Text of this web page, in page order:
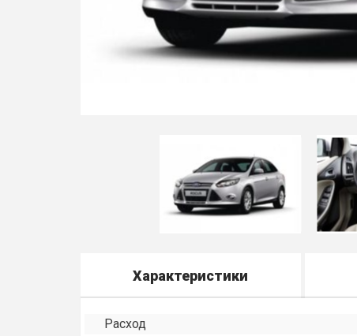
Характеристики
Расход